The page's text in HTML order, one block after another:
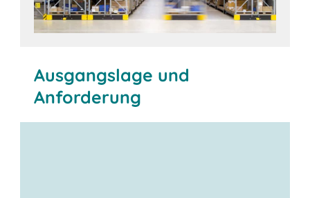
Ausgangslage und
Anforderung